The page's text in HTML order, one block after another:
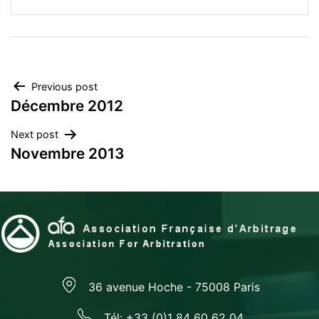
Post
navigation
Previous post
Décembre 2012
Next post
Novembre 2013
36 avenue Hoche - 75008 Paris